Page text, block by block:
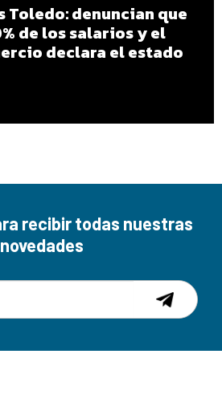
Toledo: denuncian que
de los salarios y el
declara el estado
recibir todas nuestras
novedades